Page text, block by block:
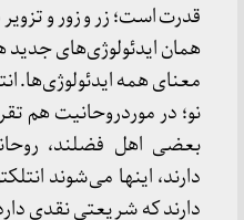
قدرت است؛ زر و زور و
همان ایدئولوژی‌های جدید
معنای همه ایدئولوژی‌ها.
نو؛ در موردروحانیت هم
بعضی اهل فضلند،
دارند، اینها می‌شوند
دارند که شریعتی نقدی